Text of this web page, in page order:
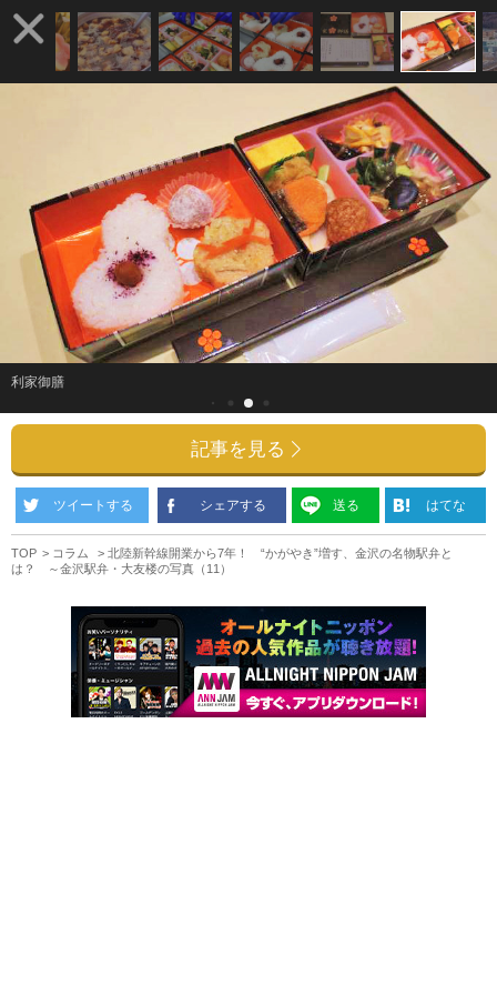
利家御膳
記事を見る
ツイートする シェアする 送る はてな
TOP コラム
北陸新幹線開業から7年！ “かがやき”増す、金沢の名物駅弁と
は？ ～金沢駅弁・大友楼の写真（11）